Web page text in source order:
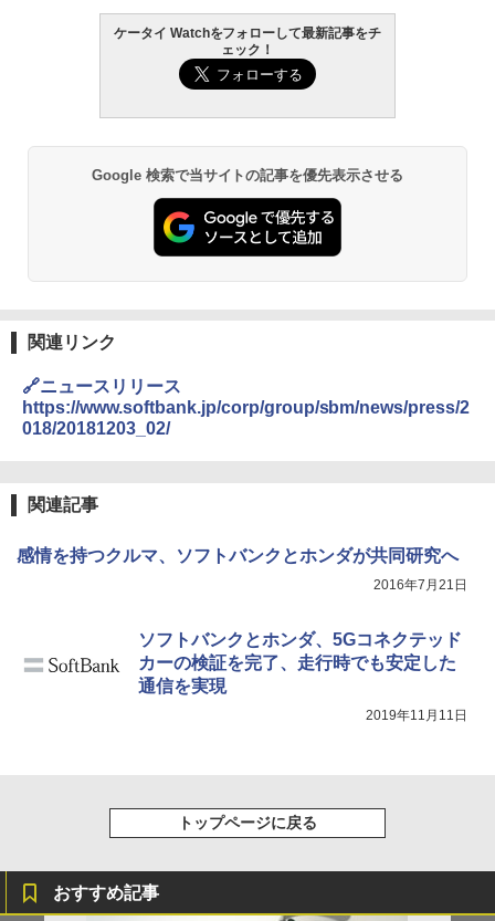
ケータイ Watchをフォローして最新記事をチ
ェック！
Google 検索で当サイトの記事を優先表示させる
関連リンク
🔗ニュースリリース
https://www.softbank.jp/corp/group/sbm/news/press/2
018/20181203_02/
関連記事
感情を持つクルマ、ソフトバンクとホンダが共同研究へ
2016年7月21日
ソフトバンクとホンダ、5Gコネクテッド
カーの検証を完了、走行時でも安定した
通信を実現
2019年11月11日
トップページに戻る
おすすめ記事